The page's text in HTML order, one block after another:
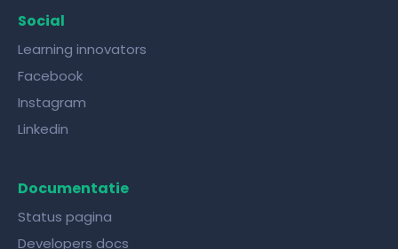
Social
Learning innovators
Facebook
Instagram
Linkedin
Documentatie
Status pagina
Developers docs